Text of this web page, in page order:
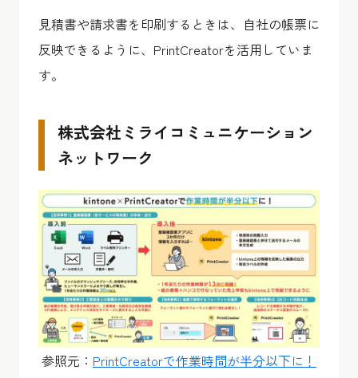
見積書や請求書を印刷するときは、自社の帳票に
反映できるように、PrintCreatorを活用していま
す。
株式会社ミライコミュニケーション
ネットワーク
参照元： PrintCreatorで作業時間が半分以下に！